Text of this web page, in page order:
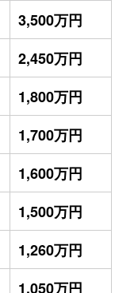
3,500万円
2,450万円
1,800万円
1,700万円
1,600万円
1,500万円
1,260万円
1,050万円